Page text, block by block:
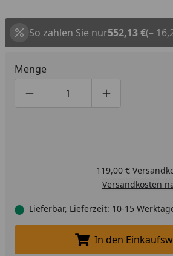
So zahlen Sie nur552,13 €(–
Menge
Produktmenge um eins
Produktmenge
119,00 €
Versandkosten
Lieferbar, Lieferzeit: 10-15
In den
In den